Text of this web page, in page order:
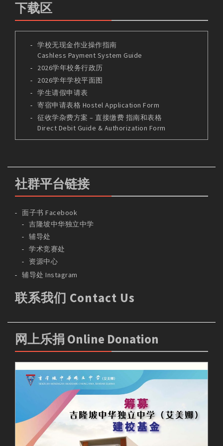
下载区
学校无现金作业操作指南
Cashless Payment System Guide
2026学年校务行政历
2026学年学校平面图
学生请假申请表
寄宿申请表格 Hostel Application Form
征收学杂费方案 – 直接缴费 指南和表格
Direct Debit Guide & Authorization Form
社群平台链接
面子书 Facebook
吉隆坡中华独立中学
辅导处
学术竞赛处
资源中心
辅导处 Instagram
联系我们 Contact Us
网上乐捐 Online Donation